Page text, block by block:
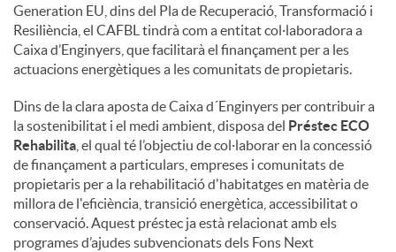
s
Generation EU, dins del Pla de Recuperació, Transformació i
Resiliència, el CAFBL tindrà com a entitat col·laboradora a
Caixa d’Enginyers, que facilitarà el finançament per a les
actuacions energètiques a les comunitats de propietaris.
Dins de la clara aposta de Caixa d´Enginyers per contribuir a
la sostenibilitat i el medi ambient, disposa del Préstec ECO
Rehabilita , el qual té l’objectiu de col·laborar en la concessió
de finançament a particulars, empreses i comunitats de
propietaris per a la rehabilitació d'habitatges en matèria de
millora de l'eficiència, transició energètica, accessibilitat o
conservació. Aquest préstec ja està relacionat amb els
programes d’ajudes subvencionats dels Fons Next